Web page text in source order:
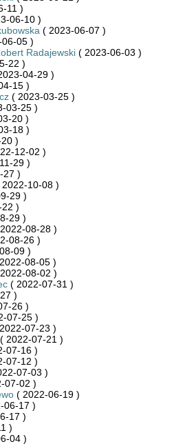
11 )
06-10 )
( 2023-06-07 )
05 )
Radajewski ( 2023-06-03 )
22 )
04-29 )
15 )
( 2023-03-25 )
03-25 )
20 )
18 )
)
12-02 )
29 )
27 )
2022-10-08 )
29 )
)
29 )
08-28 )
08-26 )
09 )
08-05 )
08-02 )
( 2022-07-31 )
)
26 )
07-25 )
07-23 )
( 2022-07-21 )
07-16 )
07-12 )
07-03 )
07-02 )
( 2022-06-19 )
06-17 )
17 )
)
04 )